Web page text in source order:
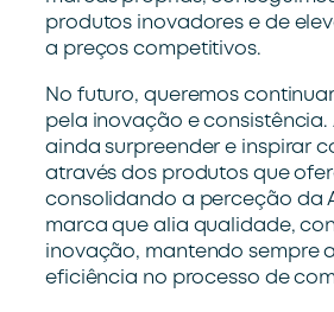
produtos inovadores ede ele
a preços competitivos.
No futuro, queremos
pel a inovação econsistência.
aindasurpreender e inspirar
através dos produtos que
consolidando a perceção da
marca que alia qualidade,
inovação, mantendosempre
eficiência no processo de